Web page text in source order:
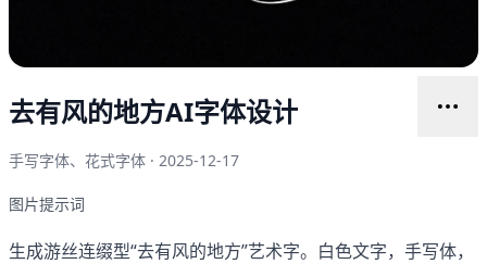
去有风的地方AI字体设计
手写字体、花式字体 · 2025-12-17
图片提示词
生成游丝连缀型“去有风的地方”艺术字。白色文字，手写体，